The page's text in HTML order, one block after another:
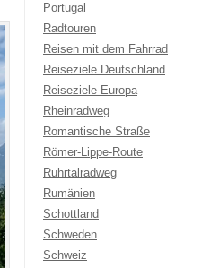
Portugal
Radtouren
Reisen mit dem Fahrrad
Reiseziele Deutschland
Reiseziele Europa
Rheinradweg
Romantische Straße
Römer-Lippe-Route
Ruhrtalradweg
Rumänien
Schottland
Schweden
Schweiz